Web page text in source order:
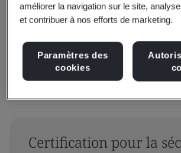
Certification pour la
améliorer la navigation sur le site,
et contribuer à nos efforts de marketing.
Paramètres des
cookies